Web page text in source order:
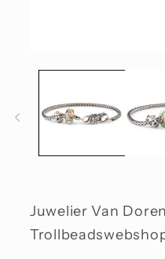
modaal
Juwelier Van